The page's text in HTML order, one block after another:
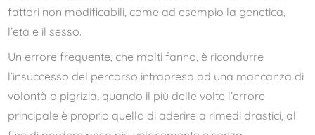
fattori non modificabili, come ad esempio la genetica,
l’età e il sesso.
Un errore frequente, che molti fanno, è ricondurre
l’insuccesso del percorso intrapreso ad una mancanza di
volontà o pigrizia, quando il più delle volte l’errore
principale è proprio quello di aderire a rimedi drastici, al